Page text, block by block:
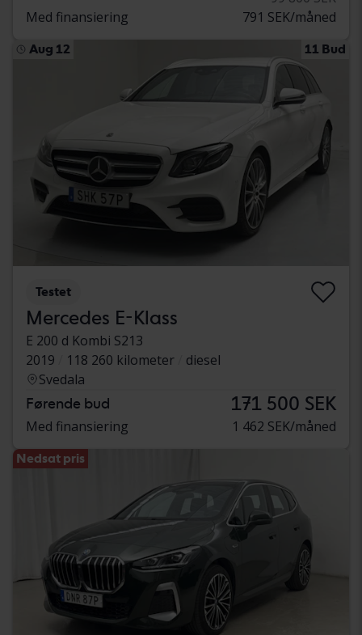
Med finansiering
791 SEK/måned
Aug 12 11 Bud
Testet
Mercedes E-Klass
E 200 d Kombi S213
2019
118 260 kilometer
diesel
Svedala
Førende bud 171 500 SEK
Med finansiering 1 462 SEK/måned
Nedsat pris